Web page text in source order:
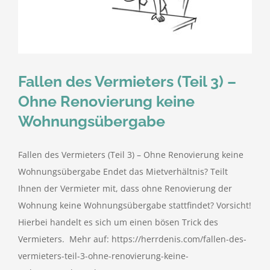
Blog
Impressum
Datenschutzerklärung
Fallen des Vermieters (Teil 3) –
Ohne Renovierung keine
Wohnungsübergabe
Fallen des Vermieters (Teil 3) – Ohne Renovierung keine
Wohnungsübergabe Endet das Mietverhältnis? Teilt
Ihnen der Vermieter mit, dass ohne Renovierung der
Wohnung keine Wohnungsübergabe stattfindet? Vorsicht!
Hierbei handelt es sich um einen bösen Trick des
Vermieters. Mehr auf: https://herrdenis.com/fallen-des-
vermieters-teil-3-ohne-renovierung-keine-